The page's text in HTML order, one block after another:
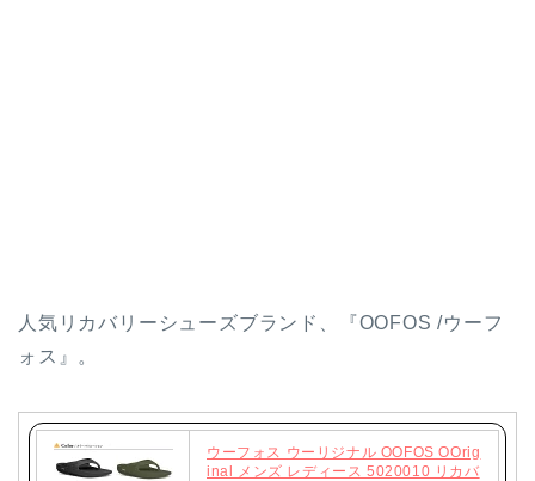
人気リカバリーシューズブランド、『OOFOS /ウーフ
ォス』。
ウーフォス ウーリジナル OOFOS OOrig
inal メンズ レディース 5020010 リカバ